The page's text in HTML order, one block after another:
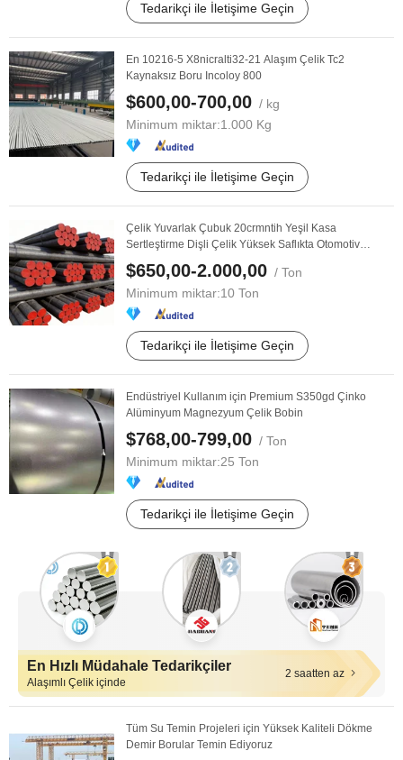
Tedarikçi ile İletişime Geçin
En 10216-5 X8nicralti32-21 Alaşım Çelik Tc2
Kaynaksız Boru Incoloy 800
$600,00-700,00 / kg
Minimum miktar:1.000 Kg
Tedarikçi ile İletişime Geçin
Çelik Yuvarlak Çubuk 20crmntih Yeşil Kasa
Sertleştirme Dişli Çelik Yüksek Saflıkta Otomotiv
Şanzıman ...
$650,00-2.000,00 / Ton
Minimum miktar:10 Ton
Tedarikçi ile İletişime Geçin
Endüstriyel Kullanım için Premium S350gd Çinko
Alüminyum Magnezyum Çelik Bobin
$768,00-799,00 / Ton
Minimum miktar:25 Ton
Tedarikçi ile İletişime Geçin
En Hızlı Müdahale Tedarikçiler
Alaşımlı Çelik içinde
2 saatten az
Tüm Su Temin Projeleri için Yüksek Kaliteli Dökme
Demir Borular Temin Ediyoruz